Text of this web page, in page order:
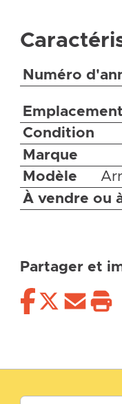
Numéro
Emplacement
Condition
Marque
Modèle
À vendre ou
Partager et